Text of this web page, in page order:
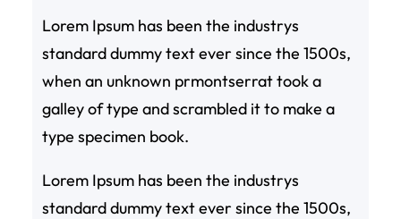
Lorem Ipsum has been the industrys
standard dummy text ever since the 1500s,
when an unknown prmontserrat took a
galley of type and scrambled it to make a
type specimen book.
Lorem Ipsum has been the industrys
standard dummy text ever since the 1500s,